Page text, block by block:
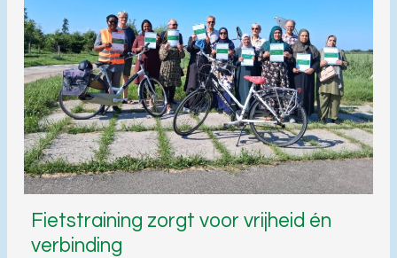
Fietstraining zorgt voor vrijheid én
verbinding